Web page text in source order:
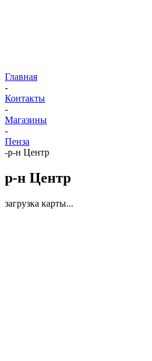
Главная
-
Контакты
-
Магазины
-
Пенза
-р-н Центр
р-н Центр
загрузка карты...